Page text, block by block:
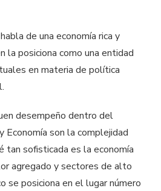
de una economía rica y
la posiciona como una entidad
en materia de política
desempeño dentro del
Economía son la complejidad
tan sofisticada es la economía
agregado y sectores de alto
se posiciona en el lugar número